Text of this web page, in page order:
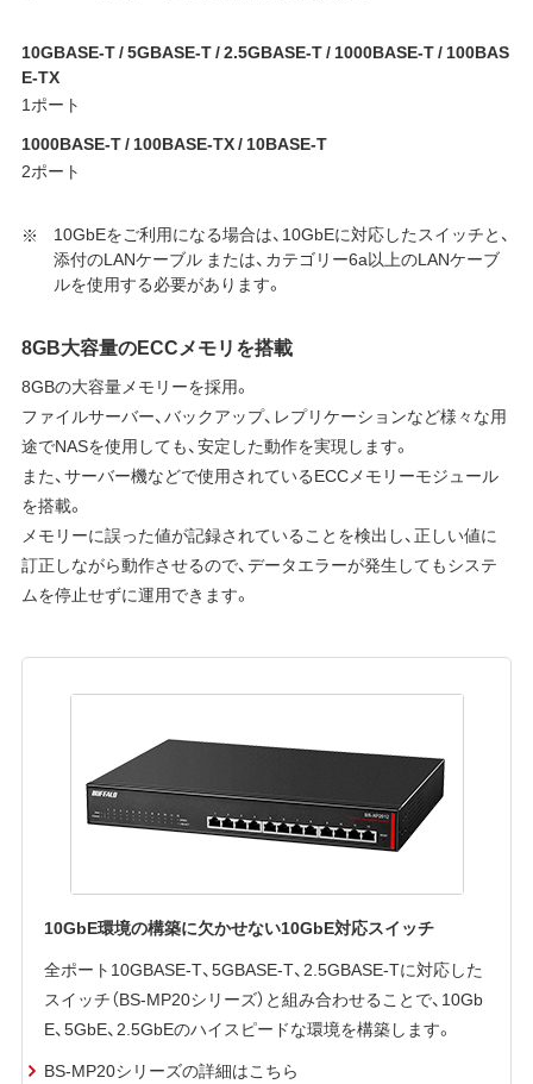
10GBASE-T / 5GBASE-T / 2.5GBASE-T / 1000BASE-T / 100BAS
E-TX
1ポート
1000BASE-T / 100BASE-TX / 10BASE-T
2ポート
10GbEをご利用になる場合は、10GbEに対応したスイッチと、
添付のLANケーブル または、カテゴリー6a以上のLANケーブ
ルを使用する必要があります。
8GB大容量のECCメモリを搭載
8GBの大容量メモリーを採用。
ファイルサーバー、バックアップ、レプリケーションなど様々な用
途でNASを使用しても、安定した動作を実現します。
また、サーバー機などで使用されているECCメモリーモジュール
を搭載。
メモリーに誤った値が記録されていることを検出し、正しい値に
訂正しながら動作させるので、データエラーが発生してもシステ
ムを停止せずに運用できます。
10GbE環境の構築に欠かせない10GbE対応スイッチ
全ポート10GBASE-T、5GBASE-T、2.5GBASE-Tに対応した
スイッチ（BS-MP20シリーズ）と組み合わせることで、10Gb
E、5GbE、2.5GbEのハイスピードな環境を構築します。
BS-MP20シリーズの詳細はこちら